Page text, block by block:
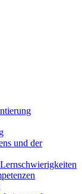
und der